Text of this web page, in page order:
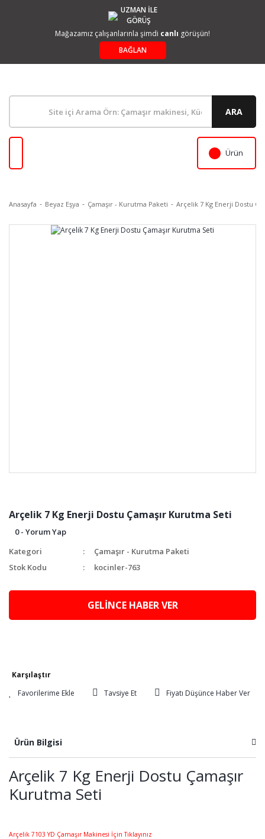
UZMAN İLE
GÖRÜŞ
Mağazamız çalışanlarınla şimdi canlı görüşün!
BAĞLAN
ARA
Ürün
Anasayfa Beyaz Eşya Çamaşır - Kurutma Paketi Arçelik 7 Kg Enerji Dostu
Arçelik 7 Kg Enerji Dostu Çamaşır Kurutma Seti
0 - Yorum Yap
Kategori
Çamaşır - Kurutma Paketi
Stok Kodu
kocinler-763
GELİNCE HABER VER
Karşılaştır
Tavsiye Et
Fiyatı Düşünce Haber Ver
Ürün Bilgisi
Arçelik 7 Kg Enerji Dostu Çamaşır
Kurutma Seti
Arçelik 7103 YD Çamaşır Makinesi İçin Tıklayınız